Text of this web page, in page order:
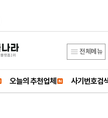
전체메뉴
오늘의 추천업체 사기번호검